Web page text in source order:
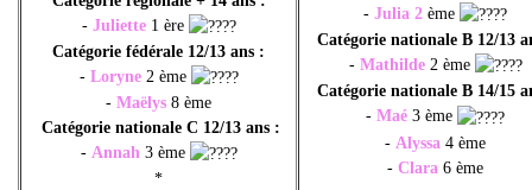
- Juliette1 ère
Catégorie fédérale 12/13 ans :
-Loryne2 ème
- Maëlys 8 ème
Catégorie nationale C 12/13 ans :
- Annah3 ème
*
- Julia 2 ème
Catégorie nationale B 12/13
- Mathilde2 ème
Catégorie nationale B 14/15
- Maé 3 ème
- Alyssa 4 ème
- Clara 6 ème